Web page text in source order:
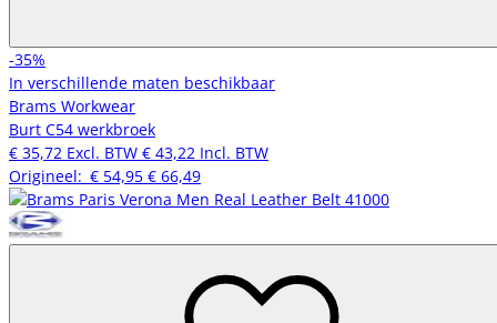
-35%
In verschillende maten beschikbaar
Brams Workwear
Burt C54 werkbroek
€ 35,72 Excl. BTW € 43,22 Incl. BTW
Origineel: € 54,95 € 66,49